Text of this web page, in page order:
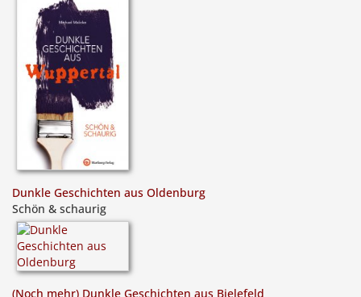
Dunkle Geschichten aus Oldenburg
Schön & schaurig
(Noch mehr) Dunkle Geschichten aus Bielefeld